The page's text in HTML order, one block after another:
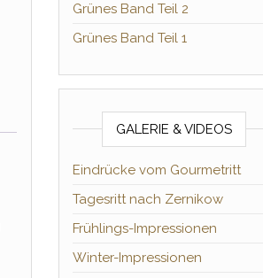
Grünes Band Teil 2
Grünes Band Teil 1
GALERIE & VIDEOS
Eindrücke vom Gourmetritt
Tagesritt nach Zernikow
Frühlings-Impressionen
Winter-Impressionen